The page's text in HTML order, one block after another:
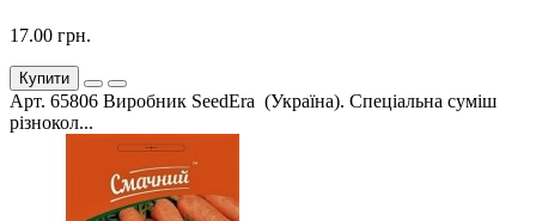
17.00 грн.
Купити
Арт. 65806 Виробник SeedEra (Україна). Спеціальна суміш
різнокол...